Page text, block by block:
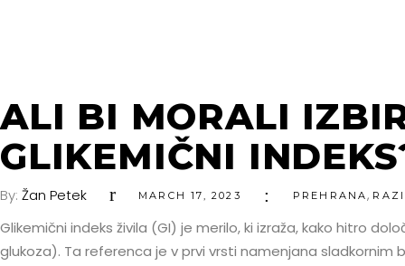
ALI BI MORALI
GLIKEMIČNI
By: Žan Petek MARCH 17, 2023 PREHRANA,
Glikemični indeks živila (GI) je merilo, ki izraža, kako hitro
glukoza). Ta referenca je v prvi vrsti namenjana sladkornim